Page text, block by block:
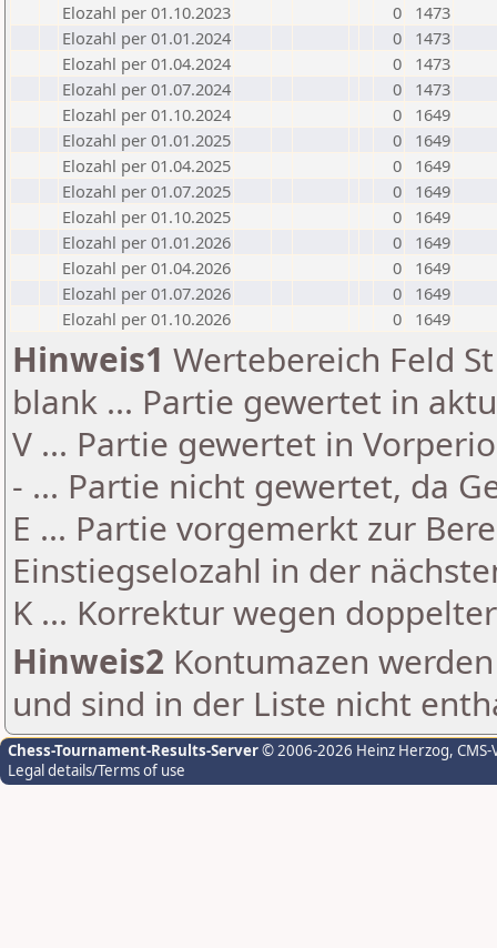
Elozahl per 01.10.2023
0
1473
Elozahl per 01.01.2024
0
1473
Elozahl per 01.04.2024
0
1473
Elozahl per 01.07.2024
0
1473
Elozahl per 01.10.2024
0
1649
Elozahl per 01.01.2025
0
1649
Elozahl per 01.04.2025
0
1649
Elozahl per 01.07.2025
0
1649
Elozahl per 01.10.2025
0
1649
Elozahl per 01.01.2026
0
1649
Elozahl per 01.04.2026
0
1649
Elozahl per 01.07.2026
0
1649
Elozahl per 01.10.2026
0 1649
Hinweis1 Wertebereich Feld
blank ... Partie gewertet in
V ... Partie gewertet in
- ... Partie nicht gewertet, da
E ... Partie vorgemerkt zur
Einstiegselozahl in der
K ... Korrektur wegen
Hinweis2 Kontumazen
und sind in der Liste nicht
Chess-Tournament-Results-Server© 2006-2026 Heinz Herzog,
Legal details/Terms of use